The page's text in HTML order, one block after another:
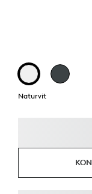
Naturvit